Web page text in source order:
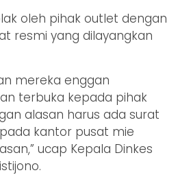
oleh pihak outlet dengan
resmi yang dilayangkan
mereka enggan
terbuka kepada pihak
alasan harus ada surat
kantor pusat mie
ucap Kepala Dinkes